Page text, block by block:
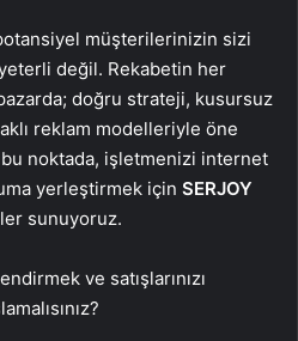
müşterilerinizin sizi
değil. Rekabetin her
doğru strateji, kusursuz
reklam modelleriyle öne
bu noktada, işletmenizi internet
yerleştirmek için SERJOY
sunuyoruz.
ve satışlarınızı